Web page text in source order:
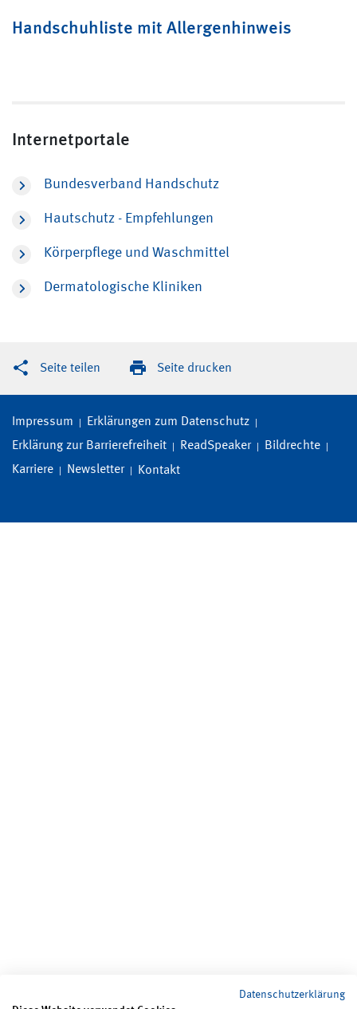
Handschuhliste mit Allergenhinweis
Internetportale
Bundesverband Handschutz
Hautschutz - Empfehlungen
Körperpflege und Waschmittel
Dermatologische Kliniken
Seite teilen Seite drucken
Impressum
Erklärungen zum Datenschutz
Erklärung zur Barrierefreiheit
ReadSpeaker
Bildrechte
Karriere
Newsletter Kontakt
Datenschutzerklärung